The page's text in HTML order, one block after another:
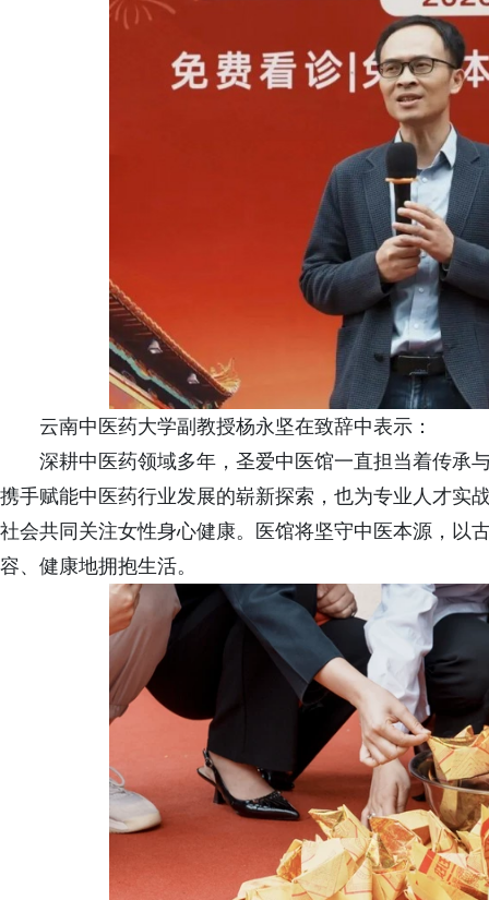
云南中医药大学副教授杨永坚在致辞中表示：
深耕中医药领域多年，圣爱中医馆一直担当着传承
携手赋能中医药行业发展的崭新探索，也为专业人才实
社会共同关注女性身心健康。医馆将坚守中医本源，以
容、健康地拥抱生活。